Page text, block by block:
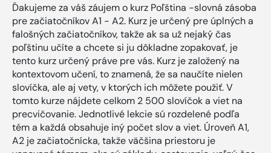
Ďakujeme za váš záujem o kurz Poľština -slovná zásoba
pre začiatočníkov A1 - A2. Kurz je určený pre úplných a
falošných začiatočníkov, takže ak sa už nejaký čas
poľštinu učíte a chcete si ju dôkladne zopakovať, je
tento kurz určený práve pre vás. Kurz je založený na
kontextovom učení, to znamená, že sa naučíte nielen
slovíčka, ale aj vety, v ktorých ich môžete použiť. V
tomto kurze nájdete celkom 2 500 slovíčok a viet na
precvičovanie. Jednotlivé lekcie sú rozdelené podľa
tém a každá obsahuje iný počet slov a viet. Úroveň A1,
A2 je začiatočnícka, takže väčšina priestoru je